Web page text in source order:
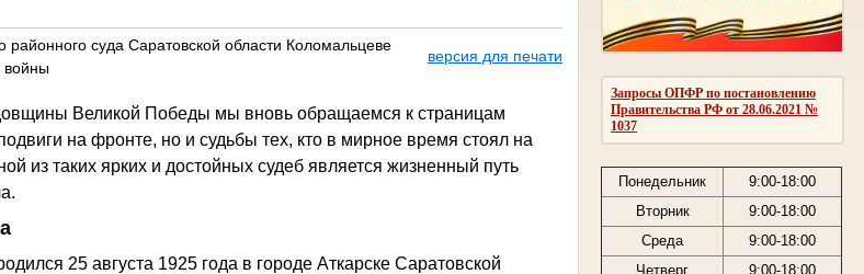
Запросы ОПФР по постановлению
Правительства РФ от 28.06.2021 №
1037
Понедельник
9:00-18:00
Вторник
9:00-18:00
Среда
9:00-18:00
Четверг
9:00-18:00
районного суда Саратовской области Коломальцеве
войны
версия для печати
Великой Победы мы вновь обращаемся к страницам
на фронте, но и судьбы тех, кто в мирное время стоял на
из таких ярких и достойных судеб является жизненный путь
25 августа 1925 года в городе Аткарске Саратовской